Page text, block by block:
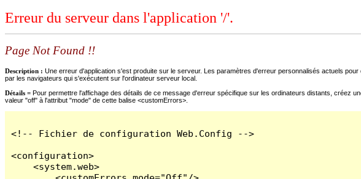
Erreur du serveur dans l'application '/'.
Page Not Found !!
Description : Une erreur d'application s'est produite sur le serveur. Les paramètres d'erreur personnalisés actuels
par les navigateurs qui s'exécutent sur l'ordinateur serveur local.
Détails = Pour permettre l'affichage des détails de ce message d'erreur spécifique sur les ordinateurs distants, créez
valeur "off" à l'attribut "mode" de cette balise <customErrors>.
<!-- Fichier de configuration Web.Config -->
<configuration>
    <system.web>